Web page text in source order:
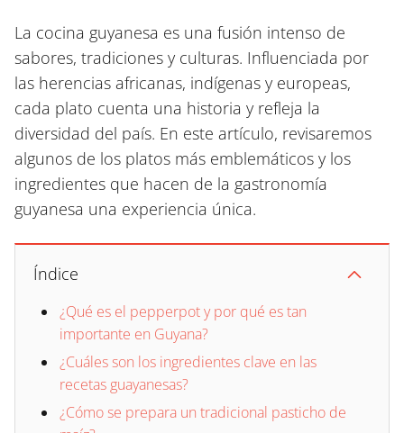
La cocina guyanesa es una fusión intenso de
sabores, tradiciones y culturas. Influenciada por
las herencias africanas, indígenas y europeas,
cada plato cuenta una historia y refleja la
diversidad del país. En este artículo, revisaremos
algunos de los platos más emblemáticos y los
ingredientes que hacen de la gastronomía
guyanesa una experiencia única.
Índice
¿Qué es el pepperpot y por qué es tan
importante en Guyana?
¿Cuáles son los ingredientes clave en las
recetas guayanesas?
¿Cómo se prepara un tradicional pasticho de